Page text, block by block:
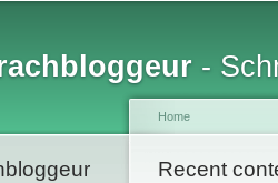
-
You are
Home
Recent